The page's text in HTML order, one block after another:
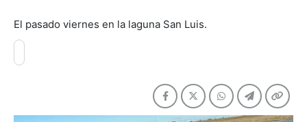
El pasado viernes en la laguna San Luis.